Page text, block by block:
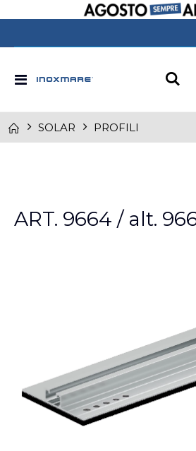
Toggle
SOLAR PROFILI
the
end
ART. 9664 / alt.